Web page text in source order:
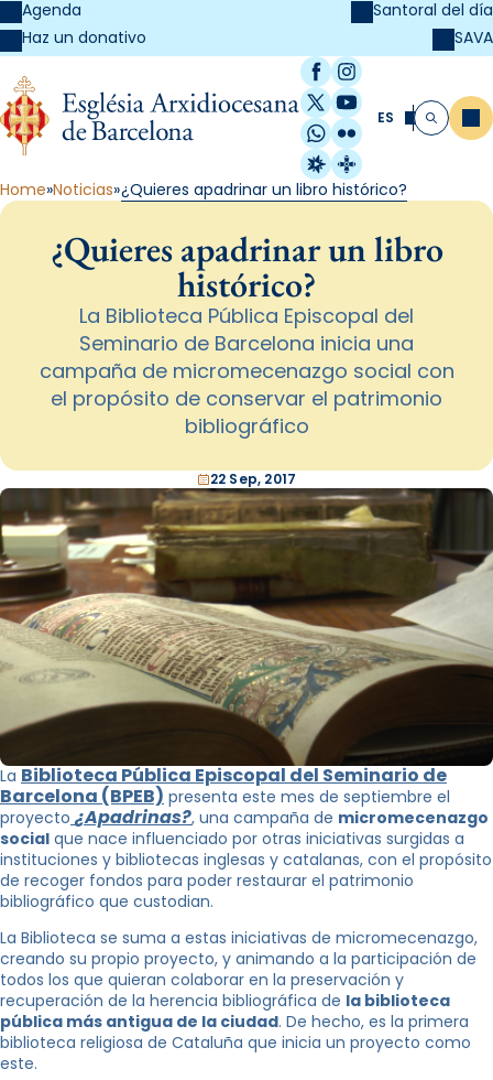
Agenda
Haz un donativo
Santoral del día
SAVA
Facebook
Instagram
X / Twitter
YouTube
WhatsApp
Flickr
Radio Estel
Catalunya
ES Buscar
Home Noticias ¿Quieres apadrinar un libro histórico?
¿Quieres apadrinar un libro
histórico?
La Biblioteca Pública Episcopal del
Seminario de Barcelona inicia una
campaña de micromecenazgo social con
el propósito de conservar el patrimonio
bibliográfico
22 Sep, 2017
La Biblioteca Pública Episcopal del Seminario de
Barcelona (BPEB) presenta este mes de septiembre el
proyecto ¿Apadrinas?, una campaña de micromecenazgo
social que nace influenciado por otras iniciativas surgidas a
instituciones y bibliotecas inglesas y catalanas, con el propósito
de recoger fondos para poder restaurar el patrimonio
bibliográfico que custodian.
La Biblioteca se suma a estas iniciativas de micromecenazgo,
creando su propio proyecto, y animando a la participación de
todos los que quieran colaborar en la preservación y
recuperación de la herencia bibliográfica de la biblioteca
pública más antigua de la ciudad. De hecho, es la primera
biblioteca religiosa de Cataluña que inicia un proyecto como
este.